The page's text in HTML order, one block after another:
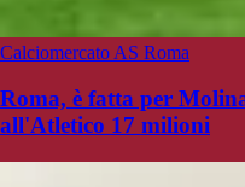
Calciomercato AS Roma
Roma, è fatta per
all'Atletico 17 milioni